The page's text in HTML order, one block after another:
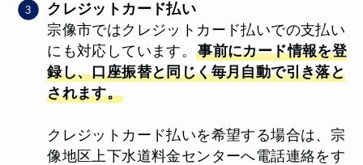
クレジットカード払い
宗像市ではクレジットカード払いでの支払い
にも対応しています。事前にカード情報を登
録し、口座振替と同じく毎月自動で引き落と
されます。
クレジットカード払いを希望する場合は、宗
像地区上下水道料金センターへ電話連絡をす